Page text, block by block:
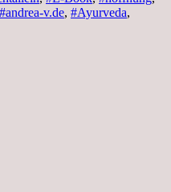
#andrea-v.de, #Ayurveda,